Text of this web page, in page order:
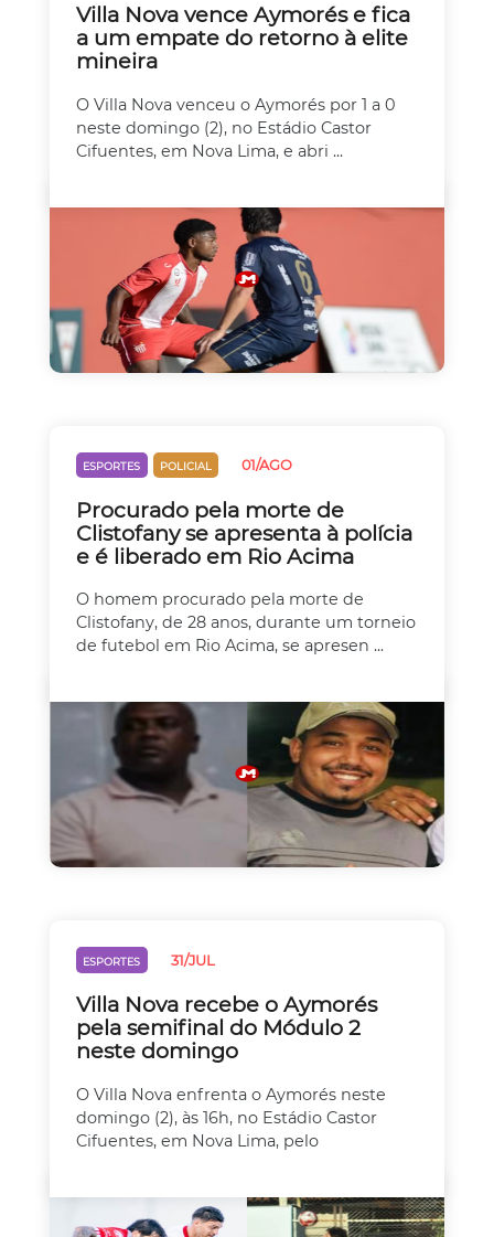
Villa Nova vence Aymorés e fica
a um empate do retorno à elite
mineira
O Villa Nova venceu o Aymorés por 1 a 0
neste domingo (2), no Estádio Castor
Cifuentes, em Nova Lima, e abri ...
ESPORTES POLICIAL 01/AGO
Procurado pela morte de
Clistofany se apresenta à polícia
e é liberado em Rio Acima
O homem procurado pela morte de
Clistofany, de 28 anos, durante um torneio
de futebol em Rio Acima, se apresen ...
ESPORTES 31/JUL
Villa Nova recebe o Aymorés
pela semifinal do Módulo 2
neste domingo
O Villa Nova enfrenta o Aymorés neste
domingo (2), às 16h, no Estádio Castor
Cifuentes, em Nova Lima, pelo